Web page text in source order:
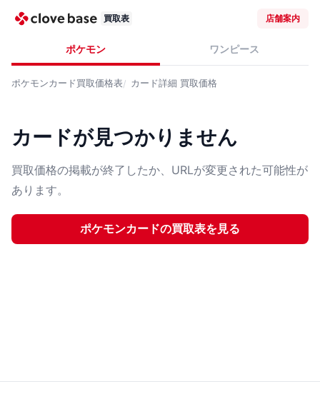
買取表 店舗案内
ポケモン ワンピース
ポケモンカード買取価格表 カード詳細 買取価格
カードが見つかりません
買取価格の掲載が終了したか、URLが変更された可能性が
あります。
ポケモンカードの買取表を見る